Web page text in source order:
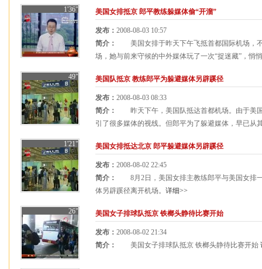
1'36" 美国女排抵京 郎平教练躲媒体偷“开溜”
发布： 2008-08-03 10:57
简介：
美国女排于昨天下午飞抵首都国际机场，
场，她与前来守候的中外媒体玩了一次“捉迷藏”，悄
49" 美国队抵京 教练郎平为躲避媒体另辟蹊径
发布： 2008-08-03 08:33
简介：
昨天下午，美国队抵达首都机场。由于美
引了很多媒体的视线。但郎平为了躲避媒体，早已从
1'21" 美国女排抵达北京 郎平躲避媒体另辟蹊径
发布： 2008-08-02 22:45
简介：
8月2日，美国女排主教练郎平与美国女排
体另辟蹊径离开机场。 详细>>
26" 美国女子排球队抵京 铁榔头静待比赛开始
发布： 2008-08-02 21:34
简介：
美国女子排球队抵京 铁榔头静待比赛开始